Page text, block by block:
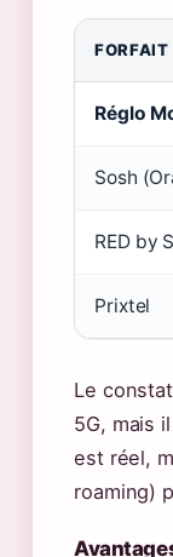
Réglo
Sosh
RED by
Prixtel
Le
5G, mais
est réel,
roaming)